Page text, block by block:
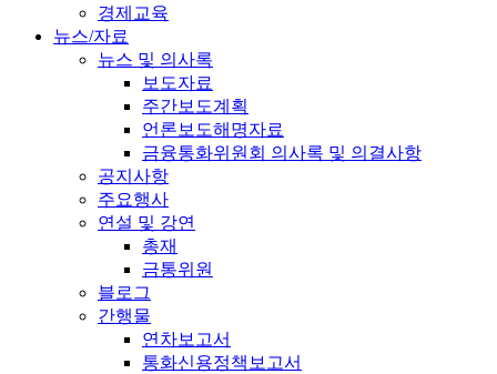
경제교육
뉴스/자료
뉴스 및 의사록
보도자료
주간보도계획
언론보도해명자료
금융통화위원회 의사록 및 의결사항
공지사항
주요행사
연설 및 강연
총재
금통위원
블로그
간행물
연차보고서
통화신용정책보고서